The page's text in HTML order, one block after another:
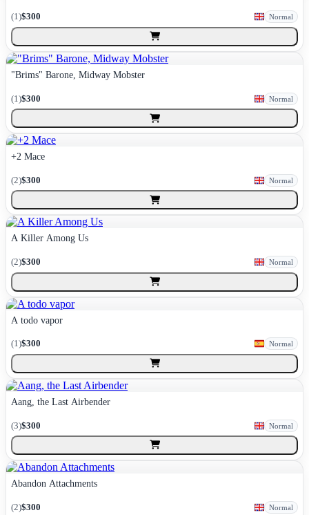
(1)$300 Normal
"Brims" Barone, Midway Mobster
(1)$300 Normal
+2 Mace
(2)$300 Normal
A Killer Among Us
(2)$300 Normal
A todo vapor
(1)$300 Normal
Aang, the Last Airbender
(3)$300 Normal
Abandon Attachments
(2)$300 Normal